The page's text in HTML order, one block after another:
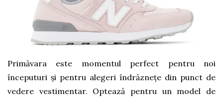
Primăvara este momentul perfect pentru noi
începuturi și pentru alegeri îndrăznețe din punct de
vedere vestimentar. Optează pentru un model de